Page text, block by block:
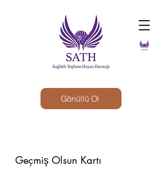
Gönüllü Ol
Geçmiş Olsun Kartı